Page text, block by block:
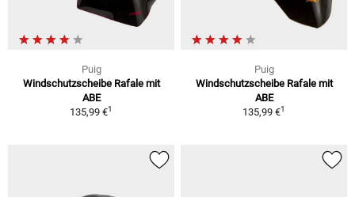
Puig
Windschutzscheibe Rafale mit
ABE
135,99 €1
Puig
Windschutzscheibe Rafale mit
ABE
135,99 €1